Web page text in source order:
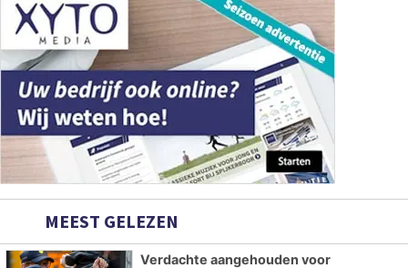
MEEST GELEZEN
Verdachte aangehouden voor